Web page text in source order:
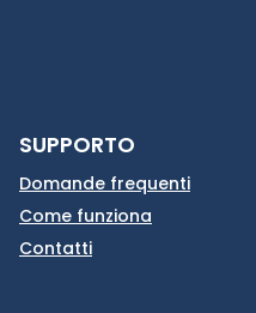
SUPPORTO
Domande frequenti
Come funziona
Contatti